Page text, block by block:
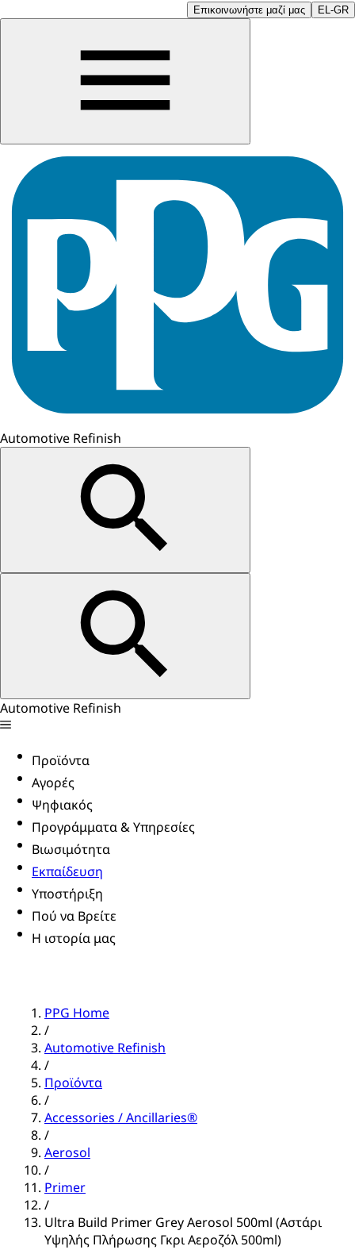
Επικοινωνήστε μαζί μας EL-GR
Automotive Refinish
Automotive Refinish
Προϊόντα
Αγορές
Ψηφιακός
Προγράμματα & Υπηρεσίες
Βιωσιμότητα
Εκπαίδευση
Υποστήριξη
Πού να Βρείτε
Η ιστορία μας
PPG Home
/
Automotive Refinish
/
Προϊόντα
/
Accessories / Ancillaries®
/
Aerosol
/
Primer
/
Ultra Build Primer Grey Aerosol 500ml (Αστάρι
Υψηλής Πλήρωσης Γκρι Αεροζόλ 500ml)